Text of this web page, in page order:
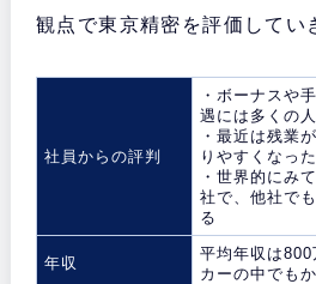
観点で東京精密を評価してい
社員からの評判
・ボーナスや
遇には多くの
・最近は残業
りやすくなった
・世界的にみ
社で、他社で
る
年収
平均年収は
カーの中でも